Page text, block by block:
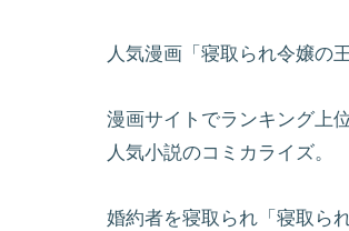
人気漫画「寝取られ令嬢の
漫画サイトでランキング上
人気小説のコミカライズ。
婚約者を寝取られ「寝取ら